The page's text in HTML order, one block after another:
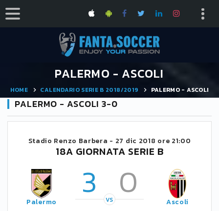
PALERMO - ASCOLI
HOME CALENDARIO SERIE B 2018/2019 PALERMO - ASCOLI
PALERMO - ASCOLI 3-0
Stadio Renzo Barbera - 27 dic 2018 ore 21:00
18A GIORNATA SERIE B
Palermo 3 0
VS Ascoli